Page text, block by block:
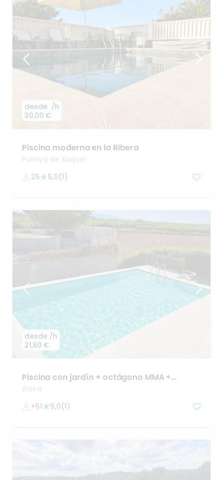
desde
30,00 €
/h
Piscina modernaen la Ribera
Polinyà de Xúquer
25
5,0(1)
desde
21,60 €
/h
Piscina con jardín + octágono MMA+
barbacoa
Alzira
+51
5,0(1)